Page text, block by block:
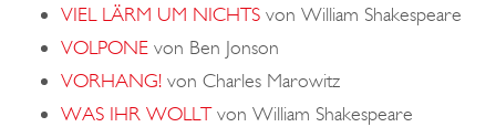
VIEL LÄRM UM NICHTS von William Shakespeare
VOLPONE von Ben Jonson
VORHANG! von Charles Marowitz
WAS IHR WOLLTvon William Shakespeare